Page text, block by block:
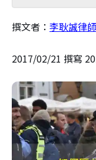
撰文者： 李耿誠律師
2017/02/21 撰寫